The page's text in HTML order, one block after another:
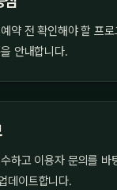
약 전 확인해야 할 프로
안내합니다.
하고 이용자 문의를 바
데이트합니다.